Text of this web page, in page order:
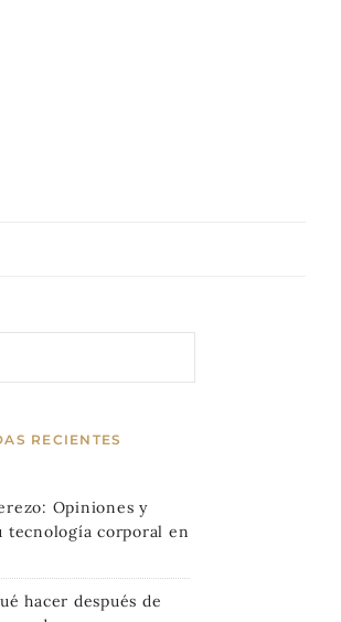
RECIENTES
Opiniones y
tecnología corporal en
hacer después de